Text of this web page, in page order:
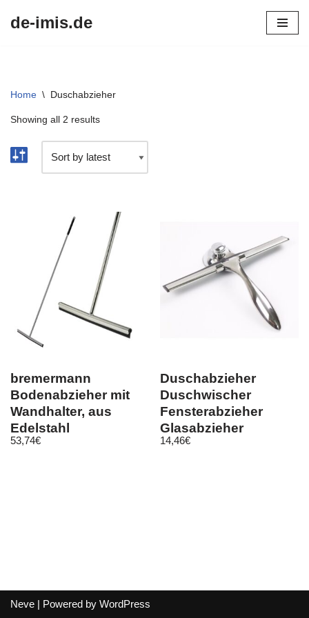
de-imis.de
Home \ Duschabzieher
Showing all 2 results
bremermann
Bodenabzieher mit
Wandhalter, aus
Edelstahl
hochglänzend und
53,74€
Duschabzieher
Duschwischer
Fensterabzieher
Glasabzieher
Glaswischer Bad
14,46€
Neve | Powered by WordPress